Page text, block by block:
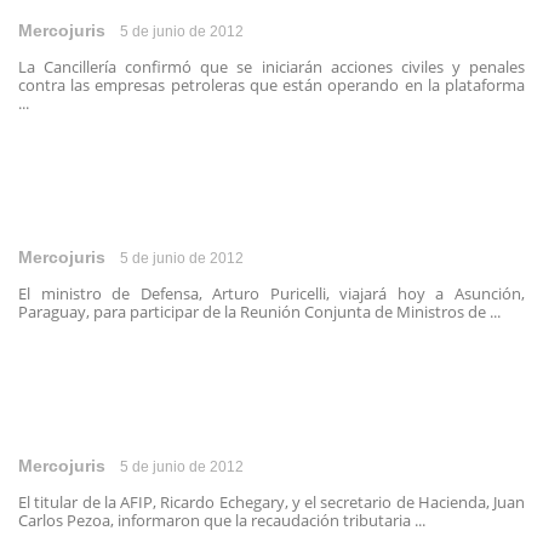
Mercojuris 5 de junio de 2012
La Cancillería confirmó que se iniciarán acciones civiles y penales
contra las empresas petroleras que están operando en la plataforma
...
Mercojuris 5 de junio de 2012
El ministro de Defensa, Arturo Puricelli, viajará hoy a Asunción,
Paraguay, para participar de la Reunión Conjunta de Ministros de ...
Mercojuris 5 de junio de 2012
El titular de la AFIP, Ricardo Echegary, y el secretario de Hacienda, Juan
Carlos Pezoa, informaron que la recaudación tributaria ...